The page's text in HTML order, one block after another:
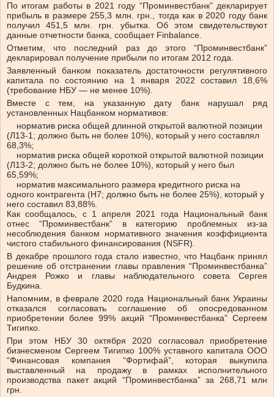
По итогам работы в 2021 году “Проминвестбанк” декларирует
прибыль в размере 255,3 млн. грн., тогда как в 2020 году банк
получил 451,5 млн. грн. убытка. Об этом свидетельствуют
данные отчетности банка, сообщает Finbalance.
Отметим, что последний раз до этого “Проминвестбанк”
декларировал получение прибыли по итогам 2012 года.
Заявленный банком показатель достаточности регулятивного
капитала по состоянию на 1 января 2022 составил 18,6%
(требование НБУ — не менее 10%).
Вместе с тем, на указанную дату банк нарушал ряд
установленных Нацбанком нормативов:
норматив риска общей длинной открытой валютной позиции
(Л13-1; должно быть не более 10%), который у него составлял
68,3%;
норматив риска общей короткой открытой валютной позиции
(Л13-2; должно быть не более 10%), который у него был
65,59%;
норматив максимального размера кредитного риска на
одного контрагента (Н7; должно быть не более 25%), который у
него составил 83,88%.
Как сообщалось, с 1 апреля 2021 года Национальный банк
отнес “Проминвестбанк” в категорию проблемных из-за
несоблюдения банком нормативного значения коэффициента
чистого стабильного финансирования (NSFR).
В декабре прошлого года стало известно, что Нацбанк принял
решение об отстранении главы правления “Проминвестбанка”
Андрея Рожко и главы наблюдательного совета Сергея
Будкина.
Напомним, в феврале 2020 года Национальный банк Украины
отказался согласовать соглашение об опосредованном
приобретении более 99% акций “Проминвестбанка” Сергеем
Тигипко.
При этом НБУ 30 октября 2020 согласовал приобретение
бизнесменом Сергеем Тигипко 100% уставного капитала ООО
“Финансовая компания “Фортифай”, которая выкупила
выставленный на продажу в рамках исполнительного
производства пакет акций “Проминвестбанка” за 268,71 млн
грн.